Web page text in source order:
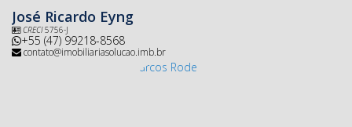
José Ricardo Eyng
CRECI5756-J
+55 (47) 99218-8568
contato@imobiliariasolucao.imb.br